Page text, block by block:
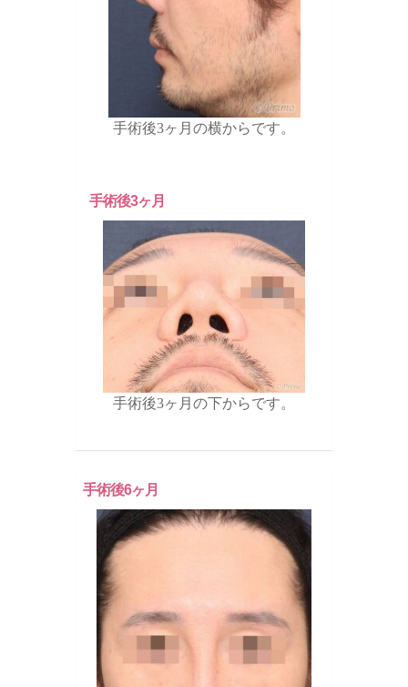
手術後3ヶ月の横からです。
手術後3ヶ月
手術後3ヶ月の下からです。
手術後6ヶ月